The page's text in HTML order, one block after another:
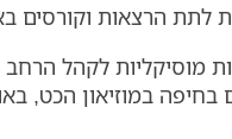
הרצאות וקורסים
מוסיקליות לקהל
בחיפה במוזיאון